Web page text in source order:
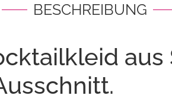
BESCHREIBUNG
aus